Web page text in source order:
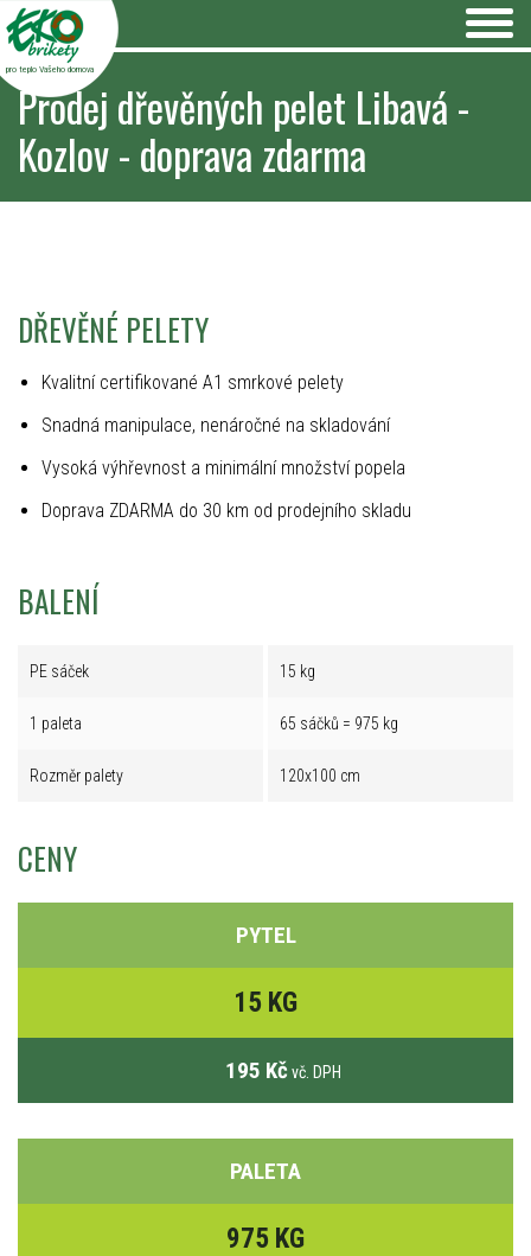
pro teplo Vašeho domova
Prodej dřevěných pelet Libavá -
Kozlov - doprava zdarma
DŘEVĚNÉ PELETY
Kvalitní certifikované A1 smrkové pelety
Snadná manipulace, nenáročné na skladování
Vysoká výhřevnost a minimální množství popela
Doprava ZDARMA do 30 km od prodejního skladu
BALENÍ
PE sáček 15 kg
1 paleta 65 sáčků = 975 kg
Rozměr palety 120x100 cm
CENY
PYTEL
15 KG
195 Kč vč. DPH
PALETA
975 KG